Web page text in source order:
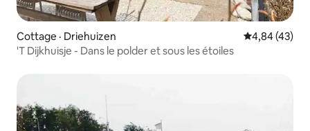
Cottage · Driehuizen Note
4,84 (43)
'T Dijkhuisje - Dans le polder et sous les étoiles